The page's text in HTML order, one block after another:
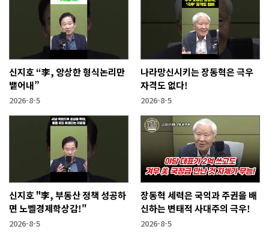
신지호 “李, 앙상한 형식논리만
뱉어내”
2026-8-5
나라망신시키는 장동혁은 극우
자격도 없다!
2026-8-5
신지호 "李, 부동산 정책 성공하
면 노벨경제학상감!"
2026-8-5
장동혁 세력은 국익과 주권을 배
신하는 변태적 사대주의 극우!
2026-8-5